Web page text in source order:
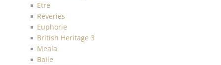
Etre
Reveries
Euphorie
British Heritage 3
Meala
Baile